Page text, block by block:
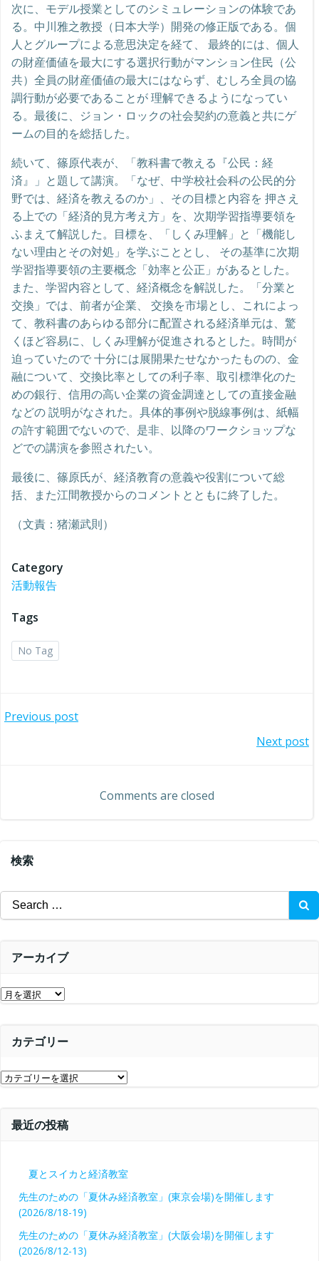
次に、モデル授業としてのシミュレーションの体験であ
る。中川雅之教授（日本大学）開発の修正版である。個
人とグループによる意思決定を経て、 最終的には、個人
の財産価値を最大にする選択行動がマンション住民（公
共）全員の財産価値の最大にはならず、むしろ全員の協
調行動が必要であることが 理解できるようになってい
る。最後に、ジョン・ロックの社会契約の意義と共にゲ
ームの目的を総括した。
続いて、篠原代表が、「教科書で教える『公民：経
済』」と題して講演。「なぜ、中学校社会科の公民的分
野では、経済を教えるのか」、その目標と内容を 押さえ
る上での「経済的見方考え方」を、次期学習指導要領を
ふまえて解説した。目標を、「しくみ理解」と「機能し
ない理由とその対処」を学ぶこととし、 その基準に次期
学習指導要領の主要概念「効率と公正」があるとした。
また、学習内容として、経済概念を解説した。「分業と
交換」では、前者が企業、 交換を市場とし、これによっ
て、教科書のあらゆる部分に配置される経済単元は、驚
くほど容易に、しくみ理解が促進されるとした。時間が
迫っていたので 十分には展開果たせなかったものの、金
融について、交換比率としての利子率、取引標準化のた
めの銀行、信用の高い企業の資金調達としての直接金融
などの 説明がなされた。具体的事例や脱線事例は、紙幅
の許す範囲でないので、是非、以降のワークショップな
どでの講演を参照されたい。
最後に、篠原氏が、経済教育の意義や役割について総
括、また江間教授からのコメントとともに終了した。
（文責：猪瀬武則）
Category
活動報告
Tags
No Tag
投
ゲ
ー
シ
ョ
ン
Previous post
ビ
ゲ
ー
シ
ョ
Next post
Comments are closed
検索
Search
for:
アーカイブ
ア
カテゴリー
カ
最近の投稿
夏とスイカと経済教室
先生のための「夏休み経済教室」(東京会場)を開催します
(2026/8/18-19)
先生のための「夏休み経済教室」(大阪会場)を開催します
(2026/8/12-13)